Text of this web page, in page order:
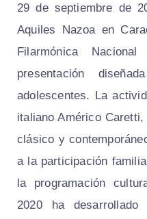
29 de septiembre de
Aquiles Nazoa en
Filarmónica
presentación
adolescentes. La
italiano Américo
clásico y
a la participación
la programación
2020 ha desarrollado